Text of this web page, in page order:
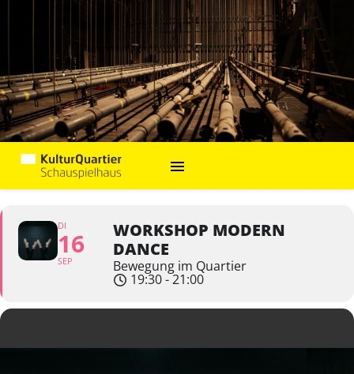
DI
16
SEP
WORKSHOP MODERN
DANCE
Bewegung im Quartier
19:30 - 21:00